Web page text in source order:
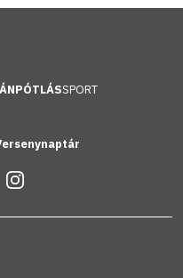
SPORT